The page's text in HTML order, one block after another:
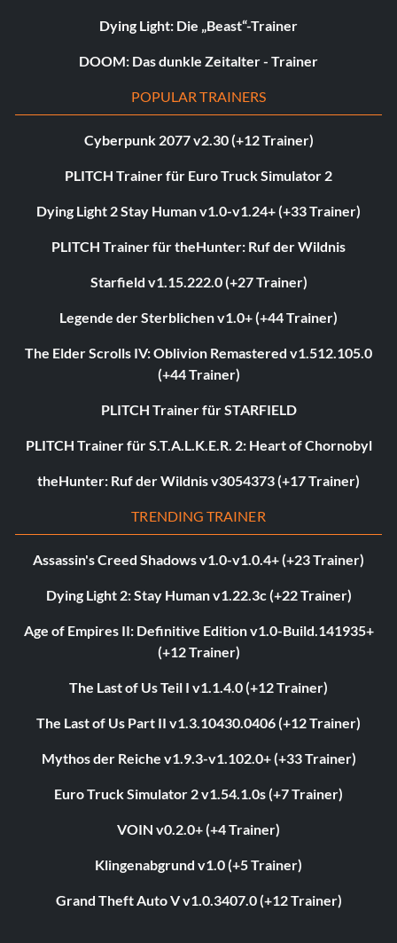
Dying Light: Die „Beast“-Trainer
DOOM: Das dunkle Zeitalter - Trainer
POPULAR TRAINERS
Cyberpunk 2077 v2.30 (+12 Trainer)
PLITCH Trainer für Euro Truck Simulator 2
Dying Light 2 Stay Human v1.0-v1.24+ (+33 Trainer)
PLITCH Trainer für theHunter: Ruf der Wildnis
Starfield v1.15.222.0 (+27 Trainer)
Legende der Sterblichen v1.0+ (+44 Trainer)
The Elder Scrolls IV: Oblivion Remastered v1.512.105.0
(+44 Trainer)
PLITCH Trainer für STARFIELD
PLITCH Trainer für S.T.A.L.K.E.R. 2: Heart of Chornobyl
theHunter: Ruf der Wildnis v3054373 (+17 Trainer)
TRENDING TRAINER
Assassin's Creed Shadows v1.0-v1.0.4+ (+23 Trainer)
Dying Light 2: Stay Human v1.22.3c (+22 Trainer)
Age of Empires II: Definitive Edition v1.0-Build.141935+
(+12 Trainer)
The Last of Us Teil I v1.1.4.0 (+12 Trainer)
The Last of Us Part II v1.3.10430.0406 (+12 Trainer)
Mythos der Reiche v1.9.3-v1.102.0+ (+33 Trainer)
Euro Truck Simulator 2 v1.54.1.0s (+7 Trainer)
VOIN v0.2.0+ (+4 Trainer)
Klingenabgrund v1.0 (+5 Trainer)
Grand Theft Auto V v1.0.3407.0 (+12 Trainer)